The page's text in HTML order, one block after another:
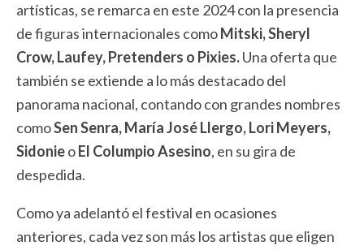
artísticas, se remarca en este 2024 con la presencia
de figuras internacionales comoMitski, Sheryl
Crow, Laufey, Pretenders o Pixies.Una oferta que
también se extiende a lo más destacado del
panorama nacional, contando con grandes nombres
comoSen Senra, María José Llergo, Lori Meyers,
SidonieoEl Columpio Asesino, en su gira de
despedida.
Como ya adelantó el festival en ocasiones
anteriores, cada vez son más los artistas que eligen